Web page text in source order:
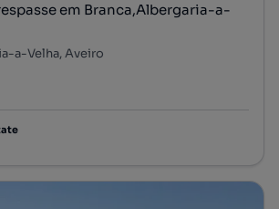
a-Velha, Aveiro
quadrado